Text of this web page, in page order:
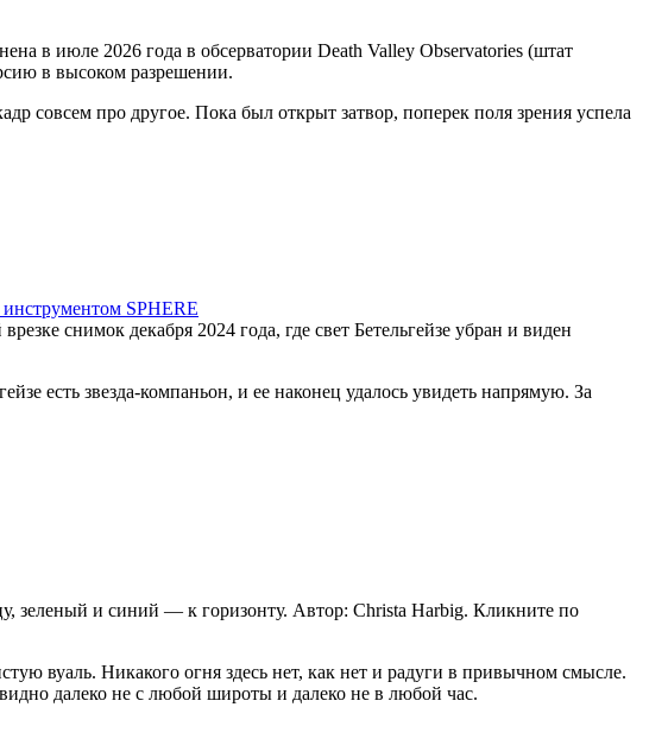
в июле 2026 года в обсерватории Death Valley Observatories (штат
в высоком разрешении.
совсем про другое. Пока был открыт затвор, поперек поля зрения успела
снимок декабря 2024 года, где свет Бетельгейзе убран и виден
есть звезда-компаньон, и ее наконец удалось увидеть напрямую. За
и синий — к горизонту. Автор: Christa Harbig. Кликните по
вуаль. Никакого огня здесь нет, как нет и радуги в привычном смысле.
далеко не с любой широты и далеко не в любой час.